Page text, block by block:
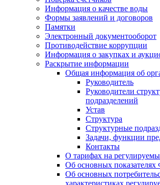
Информация о качестве воды
Формы заявлений и договоров
Памятки
Электронный документооборот
Противодействие коррупции
Информация о закупках и
Раскрытие информации
Общая информация об
Руководитель
Руководители
подразделений
Устав
Структура
Структурные
Задачи, функции
Контакты
О тарифах на
Об основных
Об основных
характеристиках